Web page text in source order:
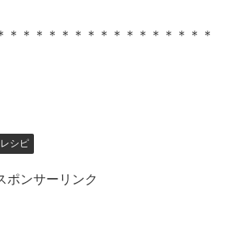
＊＊＊＊＊＊＊＊＊＊＊＊＊＊＊＊
シピ
ポンサーリンク